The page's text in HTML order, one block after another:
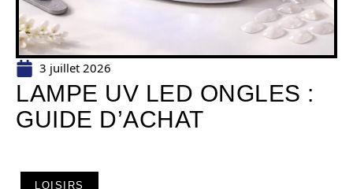
3 juillet 2026
LAMPE UV LED ONGLES :
GUIDE D’ACHAT
LOISIRS